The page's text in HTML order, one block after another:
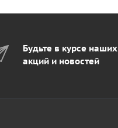
Будьте в курсе наших
акций и новостей